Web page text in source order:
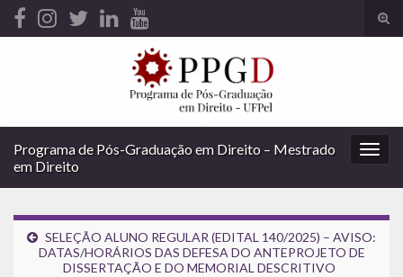
Search for:
Programa de Pós-Graduação em Direito – Mestrado
em Direito
SELEÇÃO ALUNO REGULAR (EDITAL 140/2025) – AVISO:
DATAS/HORÁRIOS DAS DEFESA DO ANTEPROJETO DE
DISSERTAÇÃO E DO MEMORIAL DESCRITIVO